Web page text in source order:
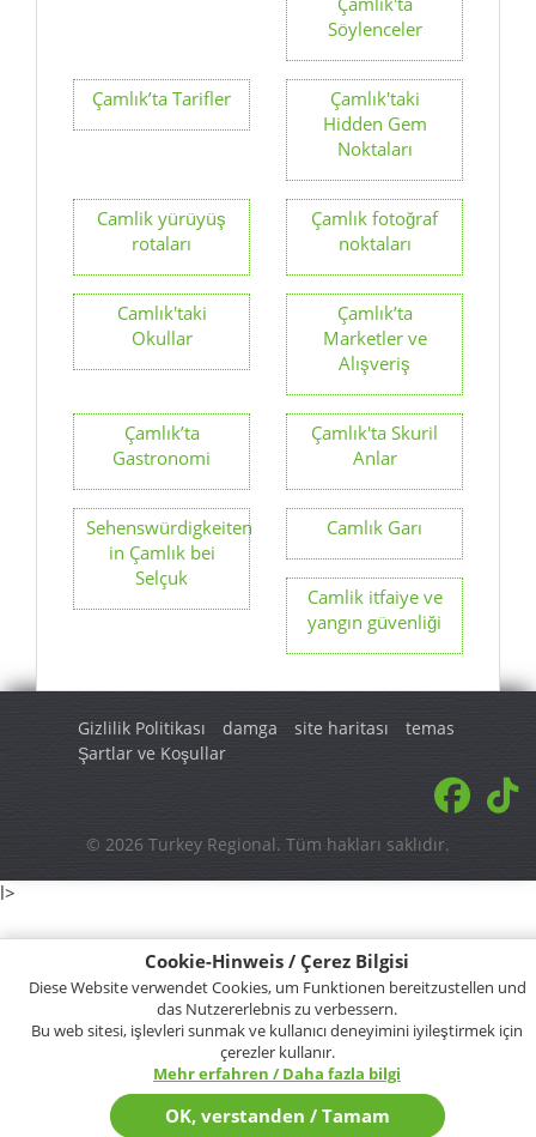
Cookie-Hinweis / Çerez Bilgisi
Diese Website verwendet Cookies, um Funktionen bereitzustellen und
das Nutzererlebnis zu verbessern.
Bu web sitesi, işlevleri sunmak ve kullanıcı deneyimini iyileştirmek için
çerezler kullanır.
Mehr erfahren / Daha fazla bilgi
OK, verstanden / Tamam
Söylenceler
Çamlık’ta Tarifler
Çamlık'taki
Hidden Gem
Noktaları
Camlik yürüyüş
rotaları
Çamlık fotoğraf
noktaları
Camlık'taki
Okullar
Çamlık’ta
Marketler ve
Alışveriş
Çamlık’ta
Gastronomi
Çamlık'ta Skuril
Anlar
Sehenswürdigkeiten
in Çamlık bei
Selçuk
Camlık Garı
Camlik itfaiye ve
yangın güvenliği
Gizlilik Politikası damga site haritası
temas
Şartlar ve Koşullar
© 2026 Turkey Regional. Tüm hakları saklıdır.
l>